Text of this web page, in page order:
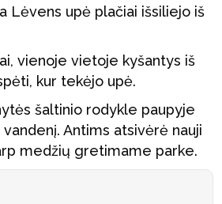
Lėvens upė plačiai išsiliejo iš
vienoje vietoje kyšantys iš
kur tekėjo upė.
šaltinio rodykle paupyje
Antims atsivėrė nauji
medžių gretimame parke.